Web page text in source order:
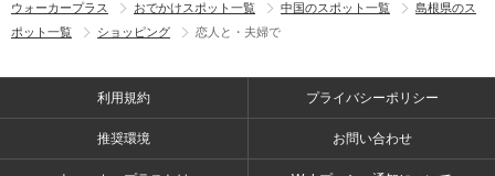
ウォーカープラス おでかけスポット一覧 中国のスポット一覧
島根県のス
ポット一覧
ショッピング 恋人と・夫婦で
利用規約 プライバシーポリシー
推奨環境 お問い合わせ